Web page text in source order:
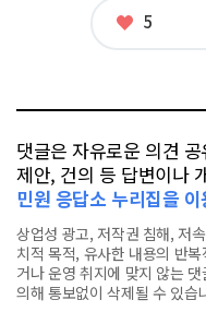
좋
5
댓글은 자유로운 의견
제안, 건의 등 답변이나
민원 응답소 누리집을 이
상업성 광고, 저작권 침해, 저
치적 목적, 유사한 내용의 반
거나 운영 취지에 맞지 않는
의해 통보없이 삭제될 수 있습